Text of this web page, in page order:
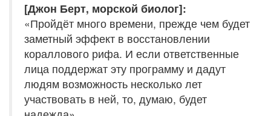
[Джон Берт, морской биолог]:
«Пройдёт много времени, прежде чем будет
заметный эффект в восстановлении
кораллового рифа. И если ответственные
лица поддержат эту программу и дадут
людям возможность несколько лет
участвовать в ней, то, думаю, будет